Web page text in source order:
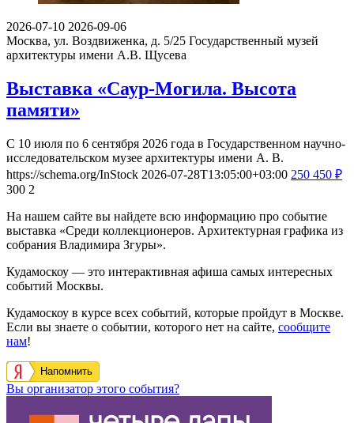
2026-07-10 2026-09-06
Москва, ул. Воздвиженка, д. 5/25 Государственный музей
архитектуры имени А.В. Щусева
Выставка «Саур-Могила. Высота
памяти»
С 10 июля по 6 сентября 2026 года в Государственном научно-
исследовательском музее архитектуры имени А. В.
https://schema.org/InStock 2026-07-28T13:05:00+03:00 250 450 ₽
300 2
На нашем сайте вы найдете всю информацию про событие
выставка «Среди коллекционеров. Архитектурная графика из
собрания Владимира Згуры».
Кудамоскоу — это интерактивная афиша самых интересных
событий Москвы.
Кудамоскоу в курсе всех событий, которые пройдут в Москве.
Если вы знаете о событии, которого нет на сайте, сообщите
нам!
Напомнить
Вы организатор этого события?